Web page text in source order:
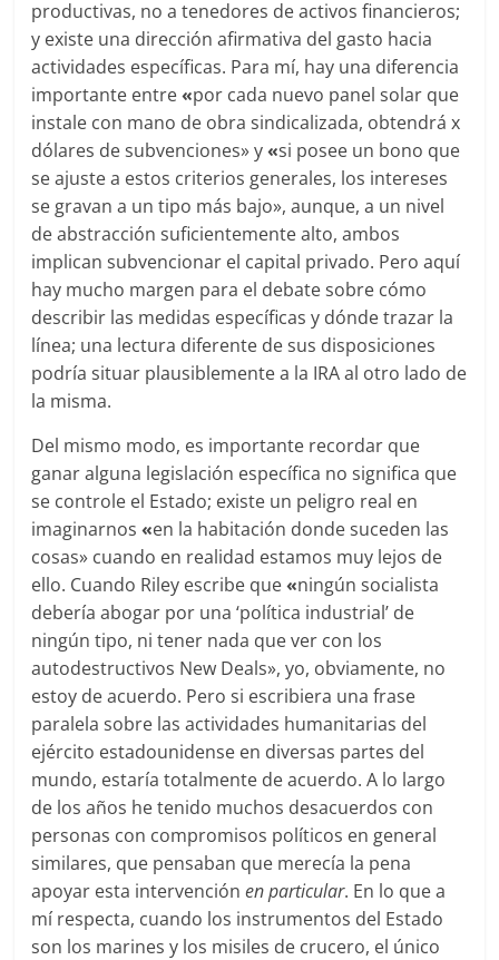
productivas, no a tenedores de activos financieros;
y existe una dirección afirmativa del gasto hacia
actividades específicas. Para mí, hay una diferencia
importante entre«por cada nuevo panel solar que
instale con mano de obra sindicalizada, obtendrá x
dólares de subvenciones» y«si posee un bono que
se ajuste a estos criterios generales, los intereses
se gravan a un tipo más bajo», aunque, a un nivel
de abstracción suficientemente alto, ambos
implican subvencionar el capital privado. Pero aquí
hay mucho margen para el debate sobre cómo
describir las medidas específicas y dónde trazar la
línea; una lectura diferente de sus disposiciones
podría situar plausiblemente a la IRA al otro lado de
la misma.
Del mismo modo, es importante recordar que
ganar alguna legislación específica no significa que
se controle el Estado; existe un peligro real en
imaginarnos«en la habitación donde suceden las
cosas» cuando en realidad estamos muy lejos de
ello. Cuando Riley escribe que«ningún socialista
debería abogar por una ‘política industrial’ de
ningún tipo, ni tener nada que ver con los
autodestructivos New Deals», yo, obviamente, no
estoy de acuerdo. Pero si escribiera una frase
paralela sobre las actividades humanitarias del
ejército estadounidense en diversas partes del
mundo, estaría totalmente de acuerdo. A lo largo
de los años he tenido muchos desacuerdos con
personas con compromisos políticos en general
similares, que pensaban que merecía la pena
apoyar esta intervenciónen particular. En lo que a
mí respecta, cuando los instrumentos del Estado
son los marines y los misiles de crucero, el único